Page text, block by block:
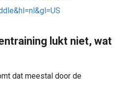
lukt niet, wat
dat meestal door de